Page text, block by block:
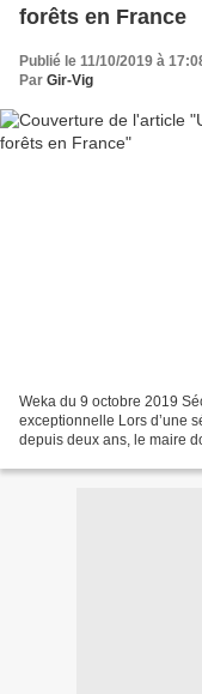
forêts en France
Publié le 11/10/2019 à
Par Gir-Vig
Weka du 9 octobre 2019
exceptionnelle Lors d’une
depuis deux ans, le maire